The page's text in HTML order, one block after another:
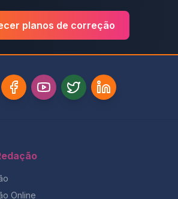
planos de correção
Online